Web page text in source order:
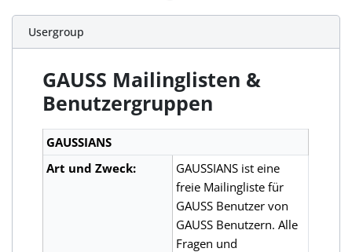
Usergroup
GAUSS Mailinglisten &
Benutzergruppen
GAUSSIANS
Art und Zweck:
GAUSSIANS ist eine
freie Mailingliste für
GAUSS Benutzer von
GAUSS Benutzern. Alle
Fragen und